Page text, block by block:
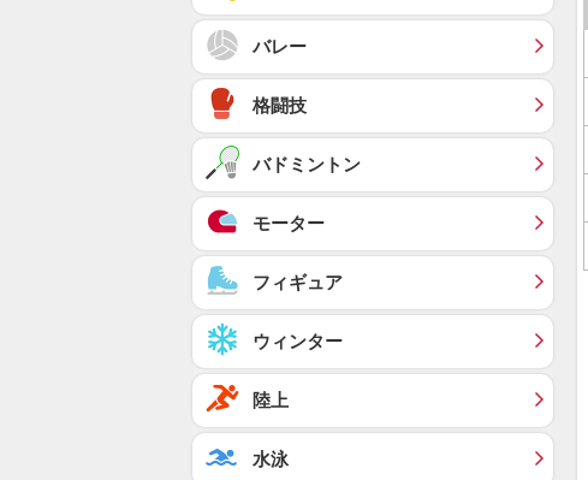
バレー
格闘技
バドミントン
モーター
フィギュア
ウィンター
陸上
水泳